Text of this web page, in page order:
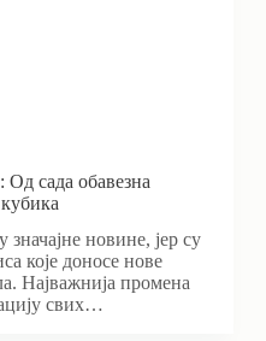
Од сада обавезна
новине, јер су
које доносе нове
Најважнија промена
свих…